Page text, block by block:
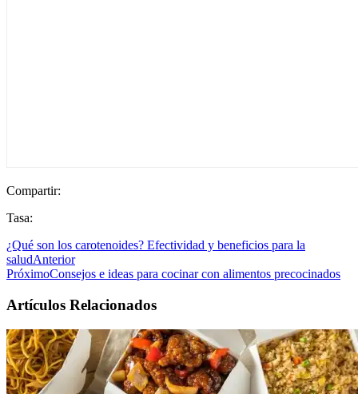
Compartir:
Tasa:
¿Qué son los carotenoides? Efectividad y beneficios para la
saludAnterior
PróximoConsejos e ideas para cocinar con alimentos precocinados
Artículos Relacionados